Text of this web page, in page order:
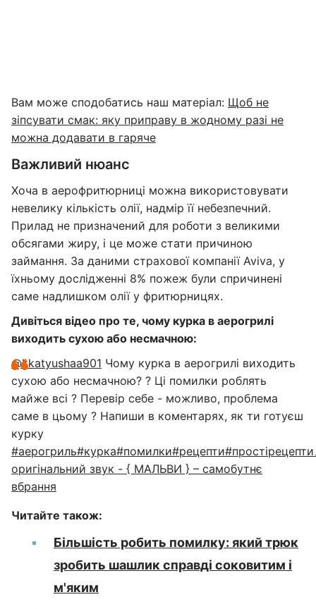
Вам може сподобатись наш матеріал: Щоб не
зіпсувати смак: яку приправу в жодному разі не
можна додавати в гаряче
Важливий нюанс
Хоча в аерофритюрниці можна використовувати
невелику кількість олії, надмір її небезпечний.
Прилад не призначений для роботи з великими
обсягами жиру, і це може стати причиною
займання. За даними страхової компанії Aviva, у
їхньому дослідженні 8% пожеж були спричинені
саме надлишком олії у фритюрницях.
Дивіться відео про те, чому курка в аерогрилі
виходить сухою або несмачною:
@kkatyushaa901 Чому курка в аерогрилі виходить
сухою або несмачною? ? Ці помилки роблять
майже всі ? Перевір себе - можливо, проблема
саме в цьому ? Напиши в коментарях, як ти готуєш
курку
#aерогриль#курка#помилки#рецепти#простірецепти
оригінальний звук - { МАЛЬВИ } – самобутнє
вбрання
Читайте також:
Більшість робить помилку: який трюк
зробить шашлик справді соковитим і
м'яким